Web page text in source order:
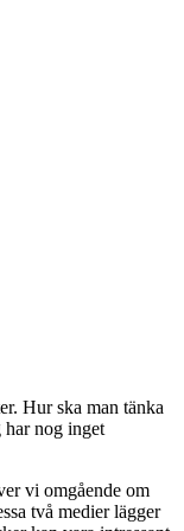
Hur ska man tänka
har nog inget
vi omgående om
två medier lägger